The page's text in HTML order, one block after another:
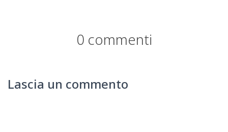
0 commenti
Lascia un commento